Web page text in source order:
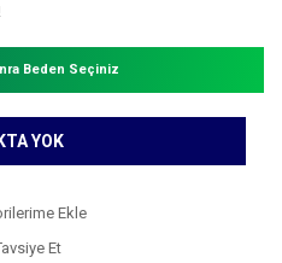
Beden Seçiniz
YOK
Et